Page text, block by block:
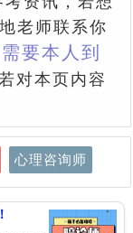
老师联系你
要本人到
对本页内容
心理咨询师